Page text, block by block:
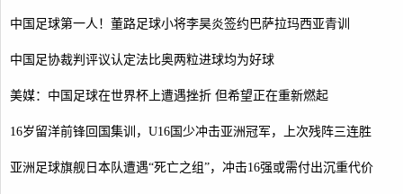
中国足球第一人！董路足球小将李昊炎签约巴萨拉玛西亚青训
中国足协裁判评议认定法比奥两粒进球均为好球
美媒：中国足球在世界杯上遭遇挫折 但希望正在重新燃起
16岁留洋前锋回国集训，U16国少冲击亚洲冠军，上次残阵三连胜
亚洲足球旗舰日本队遭遇“死亡之组”，冲击16强或需付出沉重代价